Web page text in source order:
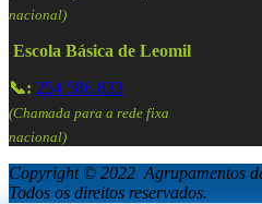
nacional)
Escola Básica de Leomil
📞: 254 586 833
(Chamada para a rede fixa
nacional)
Copyright © 2022 Agrupamentos
Todos os direitos reservados.